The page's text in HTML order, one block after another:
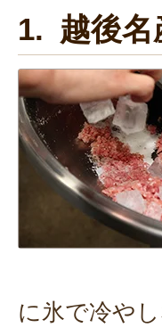
1. 越後名
に氷で冷や